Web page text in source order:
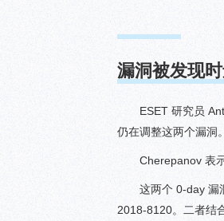
漏洞被发现
ESET 研究员
仍在调整这两个漏洞。
Cherepanov 表
这两个 0-day 漏
2018-8120。二者结